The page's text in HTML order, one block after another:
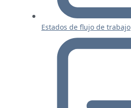
Estados de flujo de trabajo